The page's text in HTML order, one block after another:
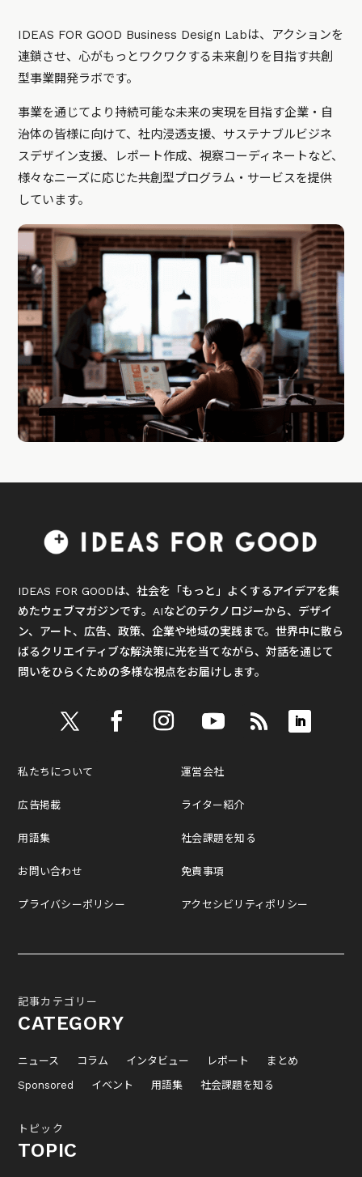
IDEAS FOR GOOD Business Design Labは、アクションを
連鎖させ、心がもっとワクワクする未来創りを目指す共創
型事業開発ラボです。
事業を通じてより持続可能な未来の実現を目指す企業・自
治体の皆様に向けて、社内浸透支援、サステナブルビジネ
スデザイン支援、レポート作成、視察コーディネートなど、
様々なニーズに応じた共創型プログラム・サービスを提供
しています。
IDEAS FOR GOODは、社会を「もっと」よくするアイデアを集
めたウェブマガジンです。AIなどのテクノロジーから、デザイ
ン、アート、広告、政策、企業や地域の実践まで。世界中に散ら
ばるクリエイティブな解決策に光を当てながら、対話を通じて
問いをひらくための多様な視点をお届けします。
私たちについて
広告掲載
用語集
お問い合わせ
プライバシーポリシー
運営会社
ライター紹介
社会課題を知る
免責事項
アクセシビリティポリシー
記事カテゴリー
CATEGORY
ニュース コラム インタビュー レポート
まとめ
Sponsored
イベント 用語集 社会課題を知る
トピック
TOPIC